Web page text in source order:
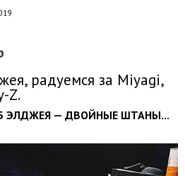
радуемся за Miyagi,
Z.
ЭЛДЖЕЯ — ДВОЙНЫЕ ШТАНЫ...